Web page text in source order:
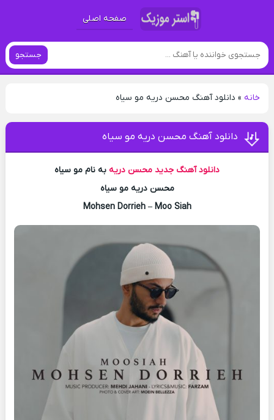
صفحه اصلی
جستجو
خانه» دانلود آهنگ محسن دریه مو سیاه
دانلود آهنگ محسن دریه مو سیاه
دانلود آهنگ جدید محسن دریه به نام مو سیاه
محسن دریه مو سیاه
Mohsen Dorrieh – Moo Siah